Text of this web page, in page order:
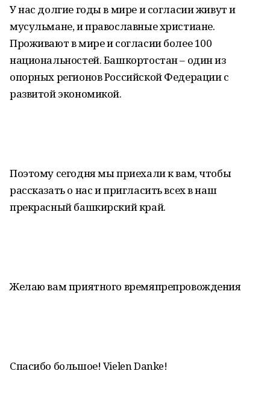
У нас долгие годы в мире и согласии живут и
мусульмане, и православные христиане.
Проживают в мире и согласии более 100
национальностей. Башкортостан – один из
опорных регионов Российской Федерации с
развитой экономикой.
Поэтому сегодня мы приехали к вам, чтобы
рассказать о нас и пригласить всех в наш
прекрасный башкирский край.
Желаю вам приятного времяпрепровождения
Спасибо большое! Vielen Danke!